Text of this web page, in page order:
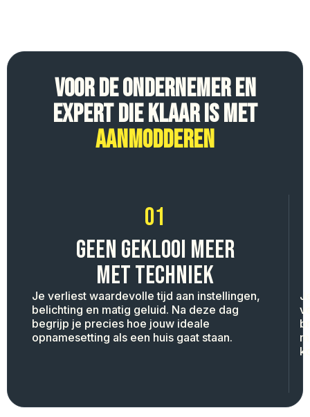
VOOR DE ONDERNEMER EN
EXPERT DIE KLAAR IS MET
AANMODDEREN
01
GEEN GEKLOOI MEER
MET TECHNIEK
Je verliest waardevolle tijd aan instellingen,
belichting en matig geluid. Na deze dag
begrijp je precies hoe jouw ideale
opnamesetting als een huis gaat staan.